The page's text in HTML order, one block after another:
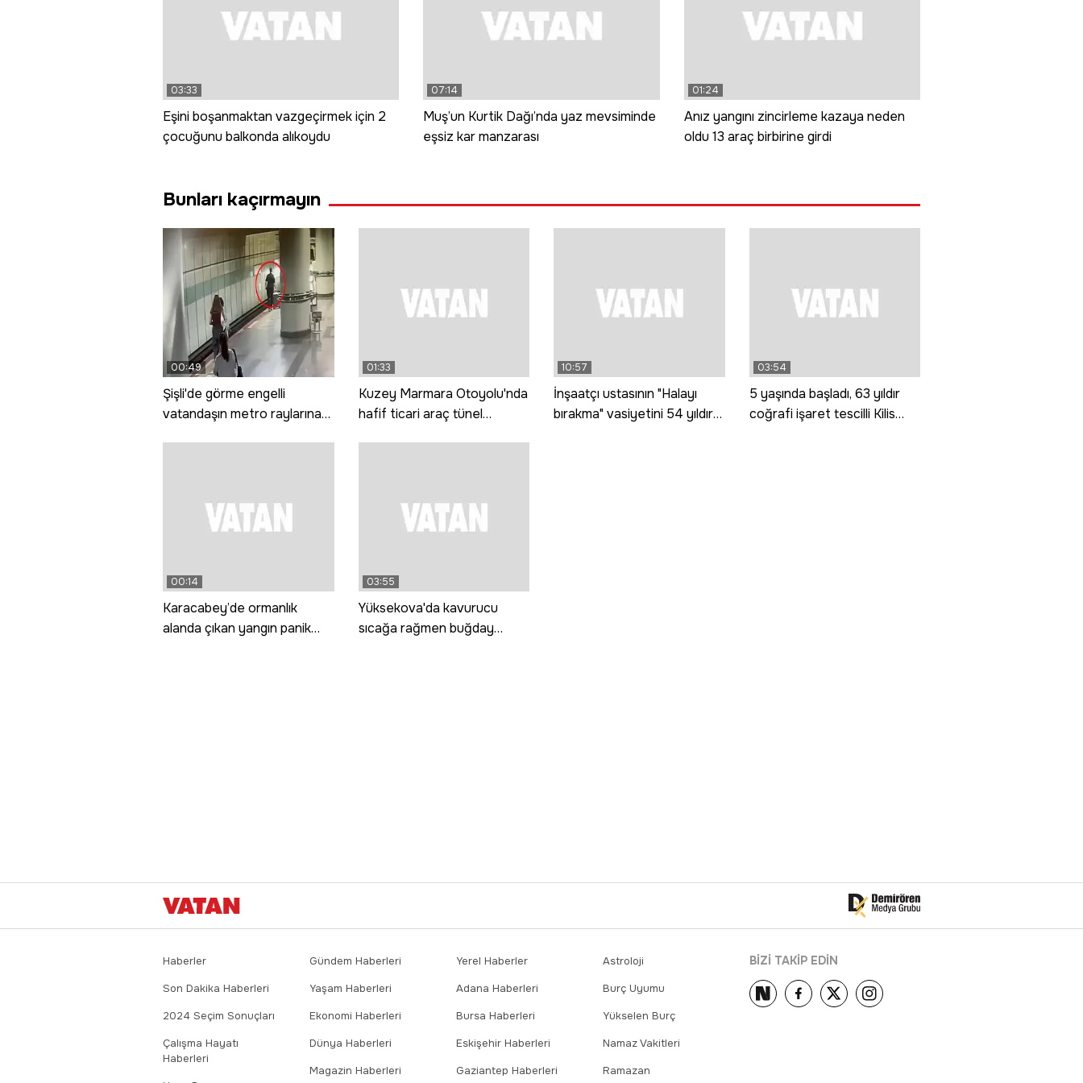
03:33
Eşini boşanmaktan vazgeçirmek için 2
çocuğunu balkonda alıkoydu
07:14
Muş’un Kurtik Dağı’nda yaz mevsiminde
eşsiz kar manzarası
01:24
Anız yangını zincirleme kazaya neden
oldu 13 araç birbirine girdi
Bunları kaçırmayın
00:49
Şişli'de görme engelli
vatandaşın metro raylarına
01:33
Kuzey Marmara Otoyolu'nda
hafif ticari araç tünel
10:57
İnşaatçı ustasının "Halayı
bırakma" vasiyetini 54 yıldır
03:54
5 yaşında başladı, 63 yıldır
coğrafi işaret tescilli Kilis
00:14
Karacabey’de ormanlık
alanda çıkan yangın panik
03:55
Yüksekova'da kavurucu
sıcağa rağmen buğday
Haberler
Son Dakika Haberleri
2024 Seçim Sonuçları
Çalışma Hayatı
Haberleri
Gündem Haberleri
Yaşam Haberleri
Ekonomi Haberleri
Dünya Haberleri
Magazin Haberleri
Yerel Haberler
Adana Haberleri
Bursa Haberleri
Eskişehir Haberleri
Gaziantep Haberleri
Astroloji
Burç Uyumu
Yükselen Burç
Namaz Vakitleri
Ramazan
BİZİ TAKİP EDİN